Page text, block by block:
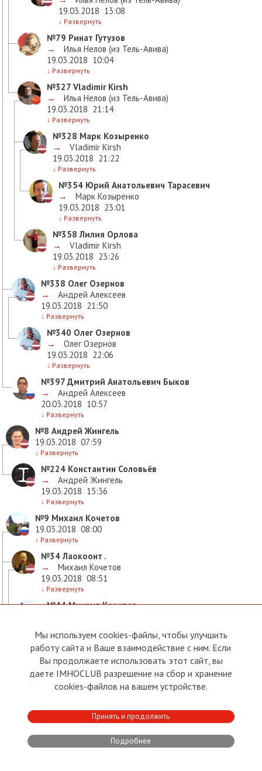
19.03.2018 13:08
↓ Развернуть
№79 Ринат Гутузов
→
Илья Нелов (из Тель-Авива)
19.03.2018 10:04
↓ Развернуть
№327 Vladimir Kirsh
→
Илья Нелов (из Тель-Авива)
19.03.2018 21:14
↓ Развернуть
№328 Марк Козыренко
→
Vladimir Kirsh
19.03.2018 21:22
↓ Развернуть
№354 Юрий Анатольевич Тарасевич
→
Марк Козыренко
19.03.2018 23:01
↓ Развернуть
№358 Лилия Орлова
→
Vladimir Kirsh
19.03.2018 23:26
↓ Развернуть
№338 Олег Озернов
→
Андрей Алексеев
19.03.2018 21:50
↓ Развернуть
№340 Олег Озернов
→
Олег Озернов
19.03.2018 22:06
↓ Развернуть
№397 Дмитрий Анатольевич Быков
→
Андрей Алексеев
20.03.2018 10:57
↓ Развернуть
№8 Андрей Жингель
19.03.2018 07:59
↓ Развернуть
№224 Константин Соловьёв
→
Андрей Жингель
19.03.2018 15:36
↓ Развернуть
№9 Михаил Кочетов
19.03.2018 08:00
↓ Развернуть
№34Лаокоонт .
→
Михаил Кочетов
19.03.2018 08:51
↓ Развернуть
№44Михаил Кочетов
↓ Развернуть
№47Михаил Кочетов
→
Михаил Кочетов
19.03.2018 09:04
↓Развернуть
Михаил Кочетов
19.03.2018 09:46
↓Развернуть
Мы используем cookies-файлы, чтобы улучшить
работу сайта и Ваше взаимодействие с ним. Если
Вы продолжаете использовать этот сайт, вы
даете IMHOCLUB разрешение на сбор и хранение
cookies-файлов на вашем устройстве.
Принять и продолжить
Подробнее